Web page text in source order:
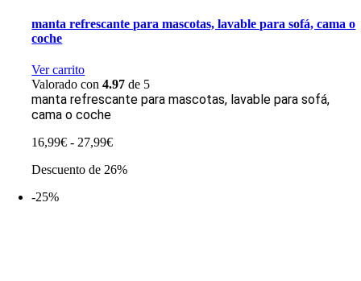
manta refrescante para mascotas, lavable para sofá, cama o
coche
Ver carrito
Valorado con4.97 de 5
manta refrescante para mascotas, lavable para sofá,
cama o coche
16,99€ - 27,99€Rango
precios:
Descuento de 26%
-25%